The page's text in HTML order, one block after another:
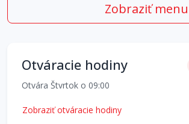
Zobraziť menu
Otváracie hodiny
Otvára Štvrtok o 09:00
Zobraziť otváracie hodiny